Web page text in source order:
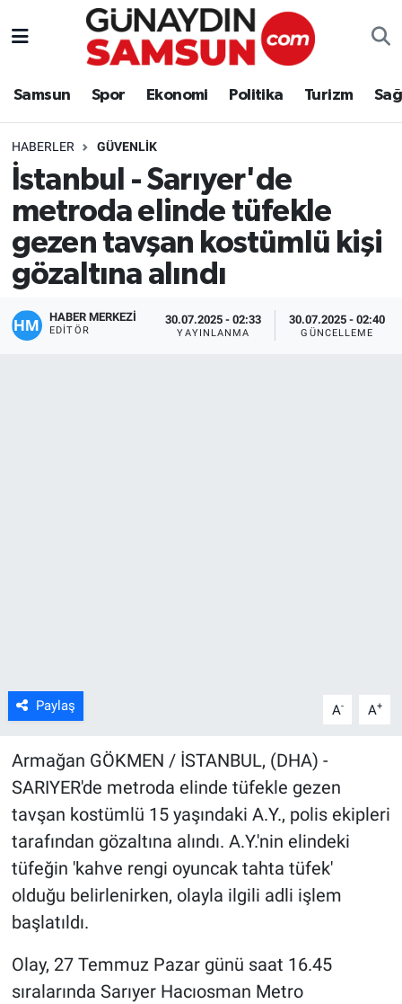
Samsun Spor Ekonomi Politika Turizm
HABERLER GÜVENLIK
İstanbul - Sarıyer'de
metroda elinde tüfekle
gezen tavşan kostümlü kişi
gözaltına alındı
HABER MERKEZİ
EDITÖR
30.07.2025 - 02:33
YAYINLANMA
30.07.2025 - 02:40
GÜNCELLEME
Paylaş A- A+
Armağan GÖKMEN / İSTANBUL, (DHA) -
SARIYER'de metroda elinde tüfekle gezen
tavşan kostümlü 15 yaşındaki A.Y., polis ekipleri
tarafından gözaltına alındı. A.Y.'nin elindeki
tüfeğin 'kahve rengi oyuncak tahta tüfek'
olduğu belirlenirken, olayla ilgili adli işlem
başlatıldı.
Olay, 27 Temmuz Pazar günü saat 16.45
sıralarında Sarıyer Hacıosman Metro
Samsun
Politika
Turizm
Nöbetçi Eczaneler
Süper Lig Puan Durumu ve Fikstür
Tüm Manşetler